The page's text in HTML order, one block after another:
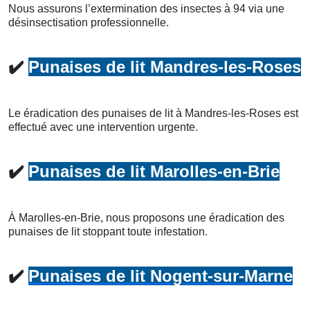
Nous assurons l’extermination des insectes à 94 via une
désinsectisation professionnelle.
✔️ Punaises de lit Mandres-les-Roses
Le éradication des punaises de lit à Mandres-les-Roses est
effectué avec une intervention urgente.
✔️ Punaises de lit Marolles-en-Brie
À Marolles-en-Brie, nous proposons une éradication des
punaises de lit stoppant toute infestation.
✔️ Punaises de lit Nogent-sur-Marne